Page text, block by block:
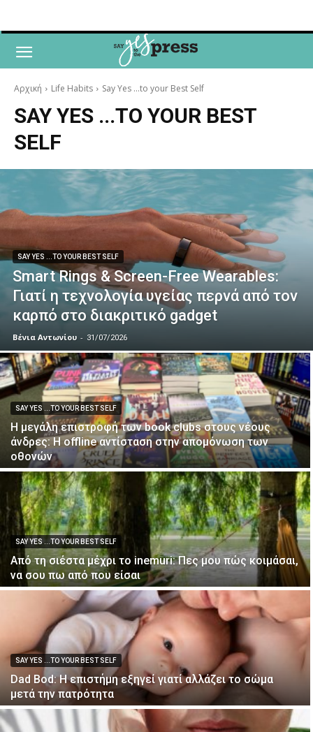
Αρχική Life Habits Say Yes ...to your Best Self
SAY YES ...TO YOUR BEST
SELF
SAY YES ...TO YOUR BEST SELF
Smart Rings & Screen-Free Wearables:
Γιατί η τεχνολογία υγείας περνά από τον
καρπό στο διακριτικό gadget
Βένια Αντωνίου - 31/07/2026
SAY YES ...TO YOUR BEST SELF
Η μεγάλη επιστροφή των book clubs στους νέους
άνδρες: Η offline αντίσταση στην απομόνωση των
οθονών
SAY YES ...TO YOUR BEST SELF
Από τη σιέστα μέχρι το inemuri: Πες μου πώς κοιμάσαι,
να σου πω από που είσαι
SAY YES ...TO YOUR BEST SELF
Dad Bod: Η επιστήμη εξηγεί γιατί αλλάζει το σώμα
μετά την πατρότητα